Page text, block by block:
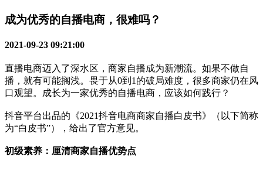
成为优秀的自播电商，很难吗？
2021-09-23 09:21:00
直播电商迈入了深水区，商家自播成为新潮流。如果不做自
播，就有可能搁浅。畏于从0到1的破局难度，很多商家仍在风
口观望。成长为一家优秀的自播电商，应该如何践行？
抖音平台出品的《2021抖音电商商家自播白皮书》（以下简称
为“白皮书”），给出了官方意见。
初级素养：厘清商家自播优势点